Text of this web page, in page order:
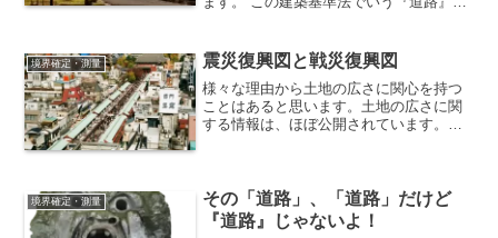
に２ｍ以上の長さで接していなければい
けません。
境界確定・測量 震災復興図と戦災復興図
様々な理由から土地の広さに関心を持つ
ことはあると思います。土地の広さに関
する情報は、ほぼ公開されています。目
測量を行う場合に重宝される震災・戦災
復興図をご紹介します。
境界確定・測量
その「道路」、「道路」だけど
『道路』じゃないよ！